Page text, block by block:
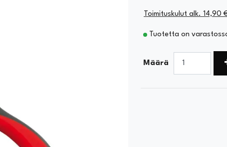
Toimituskulut alk. 14,90
Tuotetta on
Määrä